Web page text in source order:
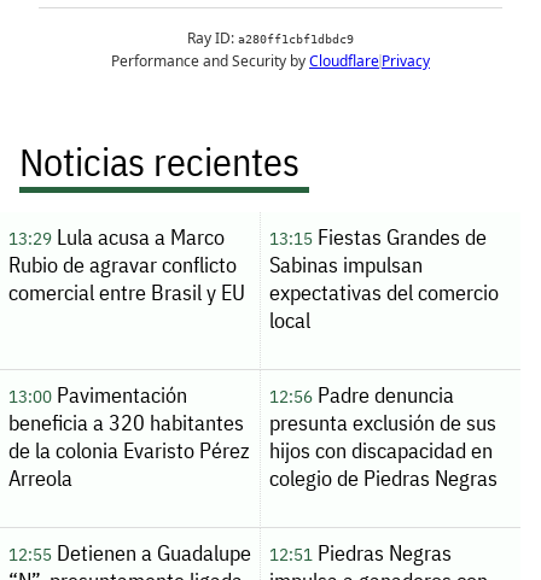
Noticias recientes
13:29Lula acusa a Marco
Rubio de agravar conflicto
comercial entre Brasil y EU
13:15Fiestas Grandes de
Sabinas impulsan
expectativas del comercio
local
13:00Pavimentación
beneficia a 320 habitantes
de la colonia Evaristo Pérez
Arreola
12:56Padre denuncia
presunta exclusión de sus
hijos con discapacidad en
colegio de Piedras Negras
12:55Detienen a Guadalupe
12:51Piedras Negras